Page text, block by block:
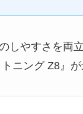
しやすさを両
ニング Z8』が